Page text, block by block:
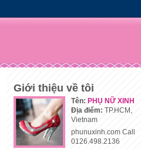
Giới thiệu về tôi
Tên: PHỤ NỮ XINH
Địa điểm: TP.HCM,
Vietnam
phunuxinh.com Call
0126.498.2136